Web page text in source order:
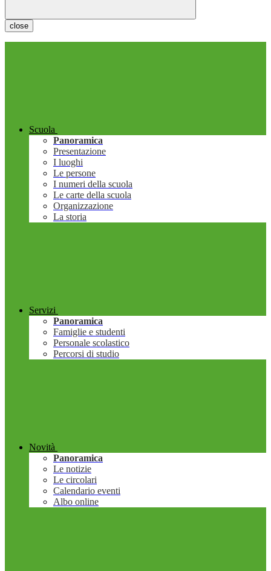
close
Scuola
Panoramica
Presentazione
I luoghi
Le persone
I numeri della scuola
Le carte della scuola
Organizzazione
La storia
Servizi
Panoramica
Famiglie e studenti
Personale scolastico
Percorsi di studio
Novità
Panoramica
Le notizie
Le circolari
Calendario eventi
Albo online